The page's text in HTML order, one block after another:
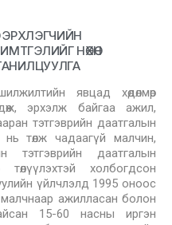
ЭРХЛЭГЧИЙН
НӨХӨН
явцад хөдөлмөр
эрхэлж байгаа ажил,
тэтгэврийн даатгалын
төлж чадаагүй малчин,
тэтгэврийн даатгалын
холбогдсон
үйлчлэлд 1995 оноос
ажилласан болон
15-60 насны иргэн